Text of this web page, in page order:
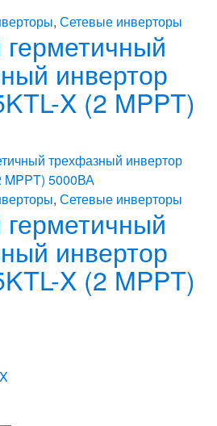
, Сетевые инверторы
инвертор
X (2 MPPT)
, Сетевые инверторы
инвертор
X (2 MPPT)